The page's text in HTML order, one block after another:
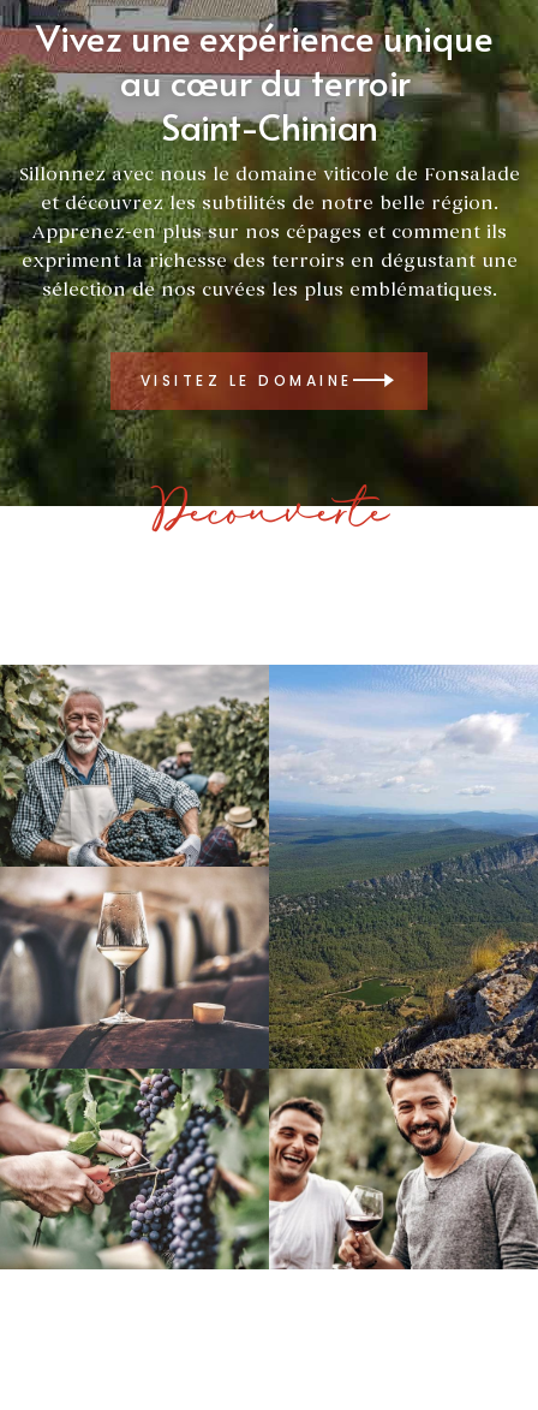
Vivez une expérience unique
au cœur du terroir
Saint-Chinian
Sillonnez avec nous le domaine viticole de Fonsalade
et découvrez les subtilités de notre belle région.
Apprenez-en plus sur nos cépages et comment ils
expriment la richesse des terroirs en dégustant une
sélection de nos cuvées les plus emblématiques.
VISITEZ LE DOMAINE
Decouverte